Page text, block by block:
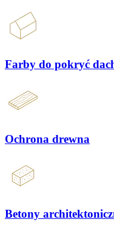
Farby do pokryć
Ochrona drewna
Betony